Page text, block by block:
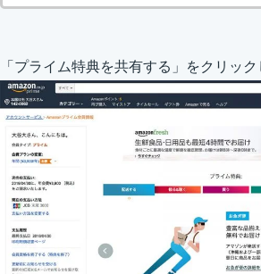
「プライム特典を共有する」をクリック